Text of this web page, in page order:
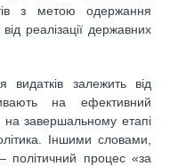
з метою одержання
реалізації державних
видатків залежить від
на ефективний
на завершальному етапі
Іншими словами,
політичний процес «за